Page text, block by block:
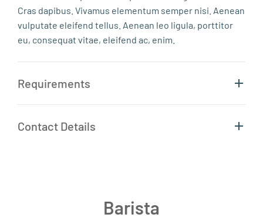
Cras dapibus. Vivamus elementum semper nisi. Aenean
vulputate eleifend tellus. Aenean leo ligula, porttitor
eu, consequat vitae, eleifend ac, enim.
Requirements
Contact Details
Barista